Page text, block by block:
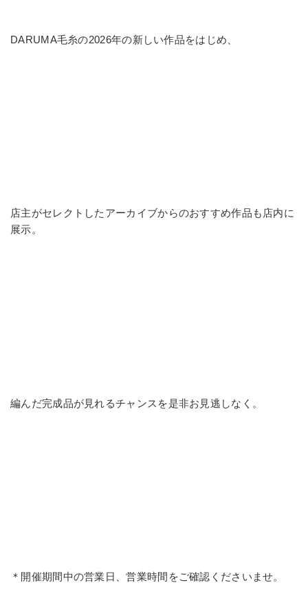
DARUMA毛糸の2026年の新しい作品をはじめ、
店主がセレクトしたアーカイブからのおすすめ作品も店内に
展示。
編んだ完成品が見れるチャンスを是非お見逃しなく。
＊開催期間中の営業日、営業時間をご確認くださいませ。